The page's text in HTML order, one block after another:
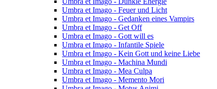
Umbra et Imago - Feuer und Licht
Umbra et Imago - Gedanken eines Vampirs
Umbra et Imago - Get Off
Umbra et Imago - Gott will es
Umbra et Imago - Infantile Spiele
Umbra et Imago - Kein Gott und keine Liebe
Umbra et Imago - Machina Mundi
Umbra et Imago - Mea Culpa
Umbra et Imago - Memento Mori